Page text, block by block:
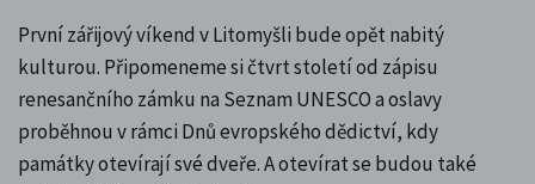
První zářijový víkend v Litomyšli bude opět nabitý
kulturou. Připomeneme si čtvrt století od zápisu
renesančního zámku na Seznam UNESCO a oslavy
proběhnou v rámci Dnů evropského dědictví, kdy
památky otevírají své dveře. A otevírat se budou také